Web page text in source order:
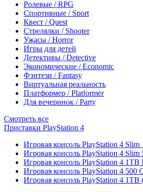
Ролевые / RPG
Спортивные / Sport
Квест / Quest
Стрелялки / Shooter
Ужасы / Horror
Игры для детей
Детективы / Detective
Экономические / Economic
Фэнтези / Fantasy
Виртуальная реальность
Платформер / Platformer
Для вечеринок / Party
Смотреть все
Приставки PlayStation 4
Игровая консоль PlayStation 4
Игровая консоль PlayStation 4
Игровая консоль PlayStation 4 1TB
Игровая консоль PlayStation 4 500
Игровая консоль PlayStation 4 1TB